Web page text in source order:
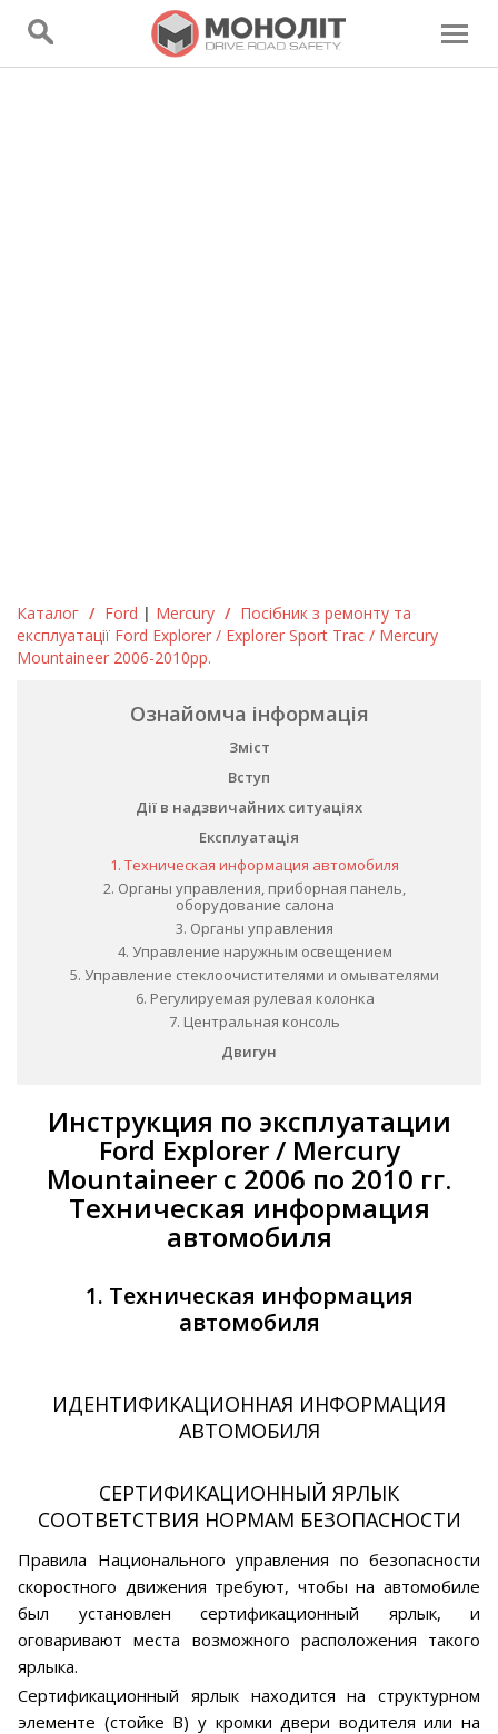
Каталог / Ford | Mercury / Посібник з ремонту та
експлуатації Ford Explorer / Explorer Sport Trac / Mercury
Mountaineer 2006-2010рр.
Ознайомча інформація
Зміст
Вступ
Дії в надзвичайних ситуаціях
Експлуатація
1. Техническая информация автомобиля
2. Органы управления, приборная панель,
оборудование салона
3. Органы управления
4. Управление наружным освещением
5. Управление стеклоочистителями и омывателями
6. Регулируемая рулевая колонка
7. Центральная консоль
Двигун
Инструкция по эксплуатации
Ford Explorer / Mercury
Mountaineer с 2006 по 2010 гг.
Техническая информация
автомобиля
1. Техническая информация
автомобиля
ИДЕНТИФИКАЦИОННАЯ ИНФОРМАЦИЯ
АВТОМОБИЛЯ
СЕРТИФИКАЦИОННЫЙ ЯРЛЫК
СООТВЕТСТВИЯ НОРМАМ БЕЗОПАСНОСТИ
Правила Национального управления по безопасности
скоростного движения требуют, чтобы на автомобиле
был установлен сертификационный ярлык, и
оговаривают места возможного расположения такого
ярлыка.
Сертификационный ярлык находится на структурном
элементе (стойке В) у кромки двери водителя или на